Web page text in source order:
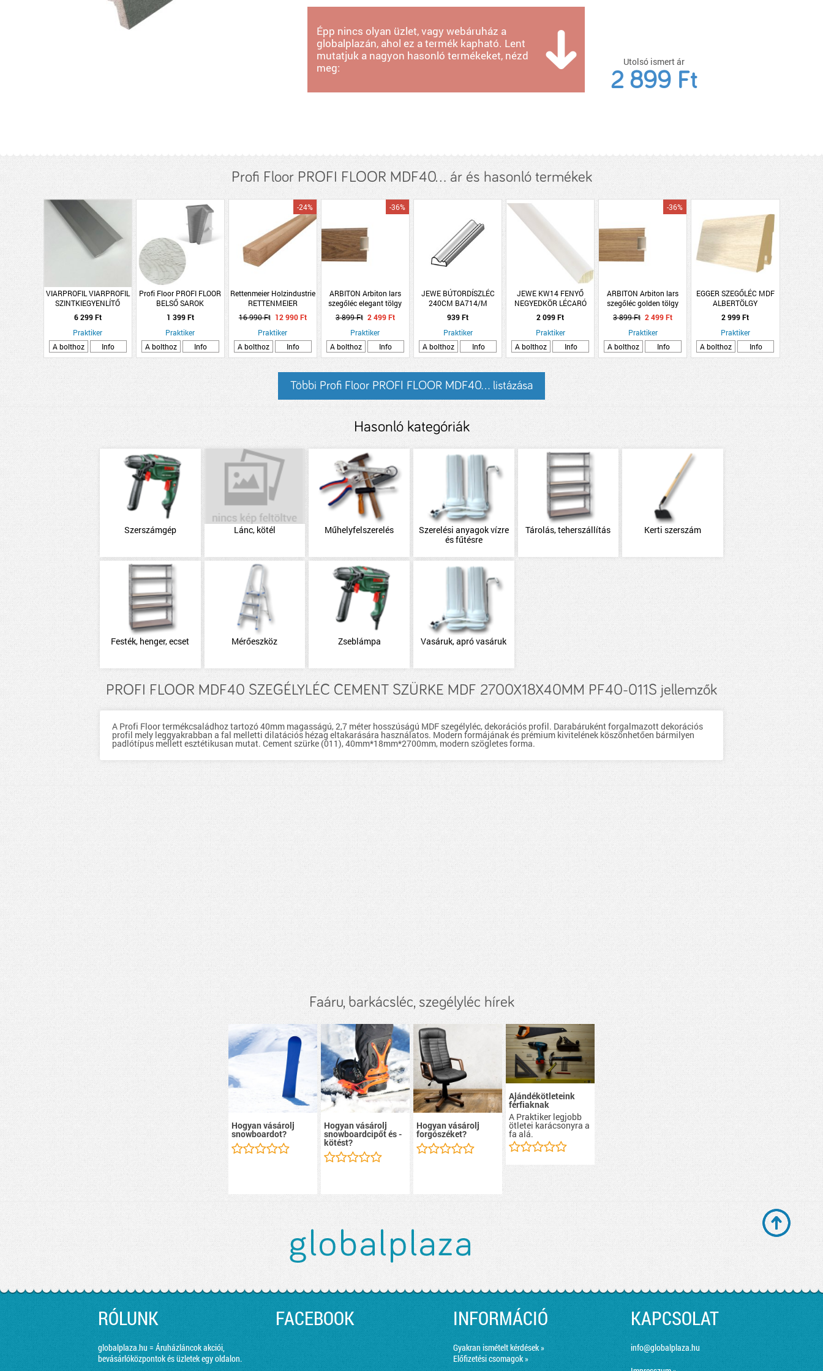
Épp nincs olyan üzlet, vagy webáruház a
globalplazán, ahol ez a termék kapható. Lent
mutatjuk a nagyon hasonló termékeket, nézd
meg:
Utolsó ismert ár
2 899 Ft
Profi Floor PROFI FLOOR MDF40... ár és hasonló termékek
VIARPROFIL VIARPROFIL
SZINTKIEGYENLÍTŐ
ÖNTAPADÓS ELOXÁLT
ALU PROFIL 38MMX0,9M
EZÜST
6 299 Ft
Praktiker
A bolthoz
Info
Profi Floor PROFI FLOOR
BELSŐ SAROK
HOLDFÉNY TÖLGY (01)
MDF40
1 399 Ft
Praktiker
A bolthoz
Info
Rettenmeier Holzindustrie
RETTENMEIER
HOLZINDUSTRIE TÖMÖR
FA/RAGASZTOTT LEMEZ
BÜKK 44X74X2500MM
AB-MINŐSÉG
-24%
16 990 Ft 12 990 Ft
Praktiker
A bolthoz
Info
ARBITON Arbiton lars
szegőléc elegant tölgy
250x7x2,6cm PVC
-36%
3 899 Ft 2 499 Ft
Praktiker
A bolthoz
Info
JEWE BÚTORDÍSZLÉC
240CM BA714/M
939 Ft
Praktiker
A bolthoz
Info
JEWE KW14 FENYŐ
NEGYEDKÖR LÉCARÓ
FEHÉR FESTETT 240 CM
2 099 Ft
Praktiker
A bolthoz
Info
ARBITON Arbiton lars
szegőléc golden tölgy
250x7x2,6cm PVC
-36%
3 899 Ft 2 499 Ft
Praktiker
A bolthoz
Info
EGGER SZEGŐLÉC MDF
ALBERTÖLGY
2400X17X60MM L245
2 999 Ft
Praktiker
A bolthoz
Info
Többi Profi Floor PROFI FLOOR MDF40... listázása
Hasonló kategóriák
Szerszámgép Lánc, kötél Műhelyfelszerelés
Szerelési anyagok vízre
és fűtésre
Tárolás, teherszállítás Kerti szerszám
Festék, henger, ecset Mérőeszköz Zseblámpa Vasáruk, apró vasáruk
PROFI FLOOR MDF40 SZEGÉLYLÉC CEMENT SZÜRKE MDF 2700X18X40MM PF40-011S jellemzők
A Profi Floor termékcsaládhoz tartozó 40mm magasságú, 2,7 méter hosszúságú MDF szegélyléc, dekorációs profil. Darabáruként forgalmazott dekorációs
profil mely leggyakrabban a fal melletti dilatációs hézag eltakarására használatos. Modern formájának és prémium kivitelének köszönhetően bármilyen
padlótípus mellett esztétikusan mutat. Cement szürke (011), 40mm*18mm*2700mm, modern szögletes forma.
Faáru, barkácsléc, szegélyléc hírek
Hogyan vásárolj
snowboardot?
Hogyan vásárolj
snowboardcipőt és -
kötést?
Hogyan vásárolj
forgószéket?
Ajándékötleteink
férfiaknak
A Praktiker legjobb
ötletei karácsonyra a
fa alá.
RÓLUNK
globalplaza.hu = Áruházláncok akciói,
bevásárlóközpontok és üzletek egy oldalon.
FACEBOOK INFORMÁCIÓ
Gyakran ismételt kérdések »
Előfizetési csomagok »
KAPCSOLAT
info@globalplaza.hu